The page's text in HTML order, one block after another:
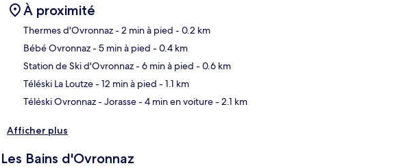
À proximité
Thermes d'Ovronnaz- 2 min à pied - 0.2 km
Bébé Ovronnaz- 5 min à pied - 0.4 km
Station de Ski d'Ovronnaz- 6 min à pied - 0.6 km
Téléski La Loutze- 12 min à pied - 1.1 km
Téléski Ovronnaz - Jorasse- 4 min en voiture- 2.1 km
Afficher plus
Les Bains d'Ovronnaz